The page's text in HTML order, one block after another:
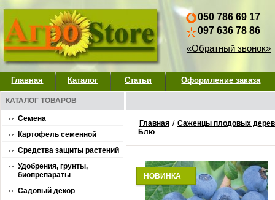
050 786 69 17
097 636 78 86
«Обратный звонок»
Главная Каталог Статьи Оформление заказа
КАТАЛОГ ТОВАРОВ
Семена
Картофель семенной
Средства защиты растений
Удобрения, грунты,
биопрепараты
Садовый декор
Главная / Саженцы плодовых
Блю
НОВИНКА